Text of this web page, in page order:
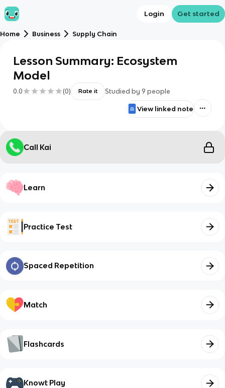
Login Get started
Home Business Supply Chain
Lesson Summary: Ecosystem
Model
0.0 (0) Rate it Studied by 9 people
View linked note
Call Kai
Learn
Practice Test
Spaced Repetition
Match
Flashcards
Knowt Play